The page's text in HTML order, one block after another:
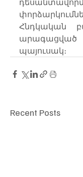
Հնդկական
արագացված
պայուսակ։
Recent Posts